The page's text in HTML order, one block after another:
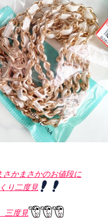
さかまさかのお値段に
り二度見
三度見